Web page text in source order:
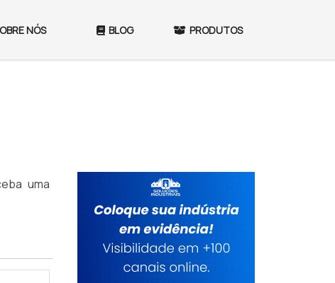
NÓS BLOG PRODUTOS
uma